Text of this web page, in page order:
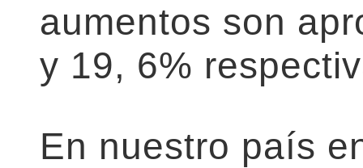
aumentos son
y 19, 6%
En nuestro país